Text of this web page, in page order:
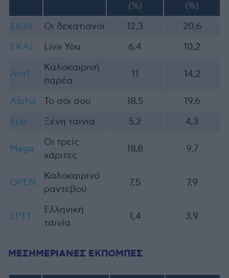
(%)
(%)
ΣΚΑΙ
Οι δεκατιανοί 12,3
20,6
ΣΚΑΙ
Live You 6,4 10,2
Ant1
Καλοκαιρινή
παρέα
11 14,2
Alpha Το σόι σου 18,5
19,6
Star
Ξένη ταινία 5,2 4,3
Mega
Οι τρείς
χάριτες
18,8 9,7
OPEN
Καλοκαιρινό
ραντεβού
7,5 7,9
ΕΡΤ1
Ελληνική
ταινία
1,4 3,9
ΜΕΣΗΜΕΡΙΑΝΕΣ ΕΚΠΟΜΠΕΣ